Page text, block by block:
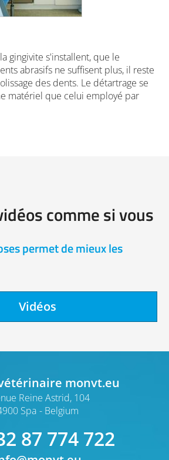
gingivite s'installent, que le
abrasifs ne suffisent plus, il reste
des dents. Le détartrage se
matériel que celui employé par
comme si vous
permet de mieux les
Vidéos
monvt.eu
Reine Astrid, 104
Spa
Belgium
87 774 722